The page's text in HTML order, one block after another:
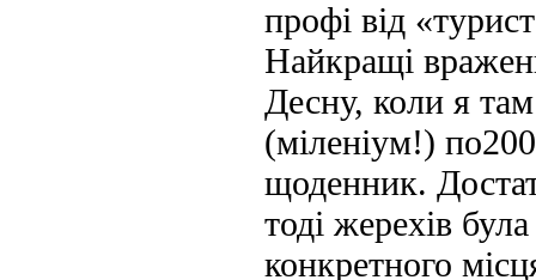
профі від
Найкращі
Десну, коли я
(міленіум!)
щоденник.
тоді жерехів
конкретного